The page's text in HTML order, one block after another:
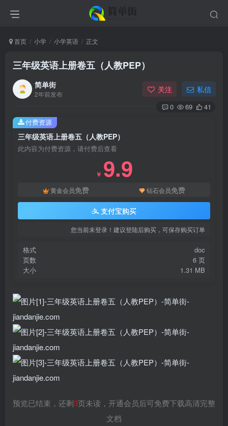
首页 小学 小学英语 正文
三年级英语上册卷五（人教PEP）
简单街
2年前发布 关注 私信
0 69 41
三年级英语上册卷五（人教PEP）
此内容为付费资源，请付费后查看
￥ 9.9
黄金会员免费 钻石会员免费
支付宝购买
您当前未登录！建议登陆后购买，可保存购买订单
格式
doc
页数
6 页
大小
1.31 MB
付费资源
预览已结束，还剩3页未读，开通会员后可免费下载高清完整
文档